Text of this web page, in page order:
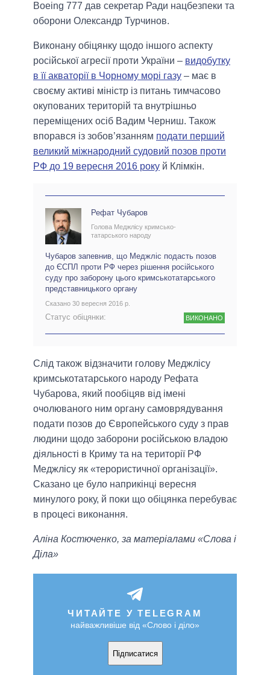
Boeing 777 дав секретар Ради нацбезпеки та
оборони Олександр Турчинов.
Виконану обіцянку щодо іншого аспекту
російської агресії проти України – видобутку
в її акваторії в Чорному морі газу – має в
своєму активі міністр із питань тимчасово
окупованих територій та внутрішньо
переміщених осіб Вадим Черниш. Також
впорався із зобов’язанням подати перший
великий міжнародний судовий позов проти
РФ до 19 вересня 2016 року й Клімкін.
Рефат Чубаров
Голова Меджлісу кримсько-
татарського народу
Чубаров запевнив, що Меджліс подасть позов
до ЄСПЛ проти РФ через рішення російського
суду про заборону цього кримськотатарського
представницького органу
Сказано 30 вересня 2016 р.
Статус обіцянки: ВИКОНАНО
Слід також відзначити голову Меджлісу
кримськотатарського народу Рефата
Чубарова, який пообіцяв від імені
очолюваного ним органу самоврядування
подати позов до Європейського суду з прав
людини щодо заборони російською владою
діяльності в Криму та на території РФ
Меджлісу як «терористичної організації».
Сказано це було наприкінці вересня
минулого року, й поки що обіцянка перебуває
в процесі виконання.
Аліна Костюченко, за матеріалами «Слова і
Діла»
ЧИТАЙТЕ У TELEGRAM
найважливіше від «Слово і діло»
Підписатися